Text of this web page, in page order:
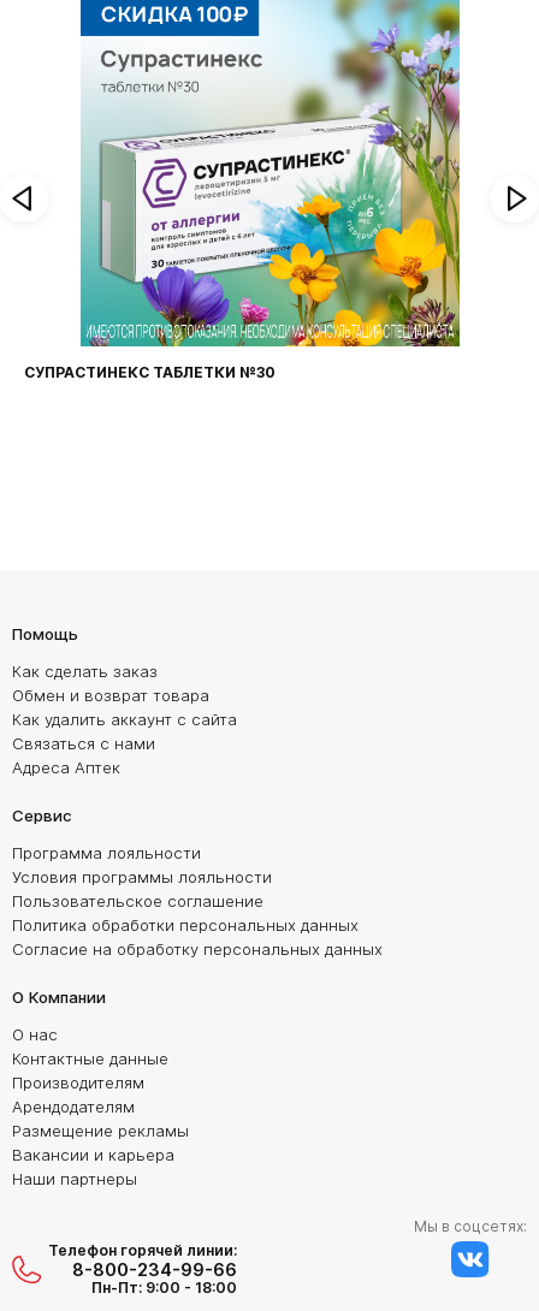
СУПРАСТИНЕКС ТАБЛЕТКИ №30
Помощь
Как сделать заказ
Обмен и возврат товара
Как удалить аккаунт с сайта
Связаться с нами
Адреса Аптек
Сервис
Программа лояльности
Условия программы лояльности
Пользовательское соглашение
Политика обработки персональных данных
Согласие на обработку персональных данных
О Компании
О нас
Контактные данные
Производителям
Арендодателям
Размещение рекламы
Вакансии и карьера
Наши партнеры
Телефон горячей линии:
8-800-234-99-66
Пн-Пт: 9:00 - 18:00
Мы в соцсетях: